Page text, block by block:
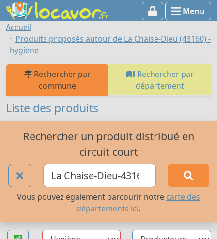
Menu
Accueil
Produits proposés autour de La Chaise-Dieu (43160) -
hygiene
Rechercher par
commune
Rechercher par
département
Liste des produits
Rechercher un produit distribué en
circuit court
Vous pouvez également parcourir notre carte des
départements ici.